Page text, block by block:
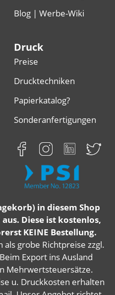
Blog | Werbe-Wiki
Druck
Preise
Drucktechniken
Papierkatalog?
Sonderanfertigungen
in diesem Shop
aus. Diese ist kostenlos,
KEINE Bestellung.
grobe Richtpreise zzgl.
Export ins Ausland
Mehrwertsteuersätze.
u. Druckkosten erhalten